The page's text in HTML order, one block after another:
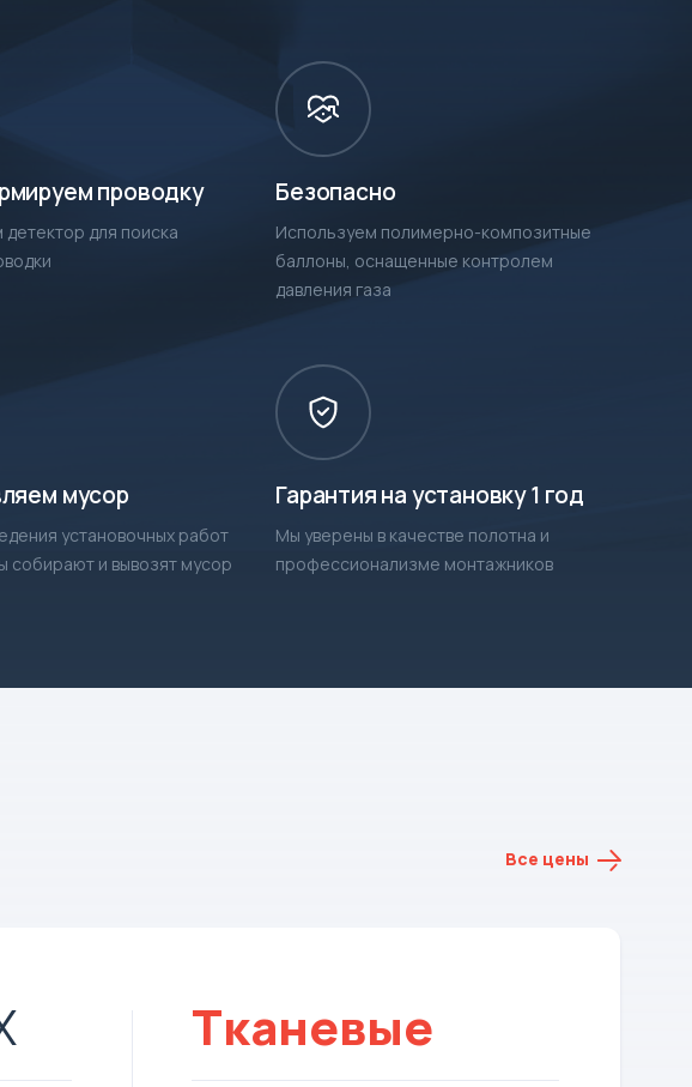
проводку
для поиска
Безопасно
Используем полимерно-композитные
баллоны, оснащенные контролем
давления газа
мусор
установочных работ
собирают и вывозят мусор
Гарантия на установку 1 год
Мы уверены в качестве полотна и
профессионализме монтажников
Все цены
Тканевые